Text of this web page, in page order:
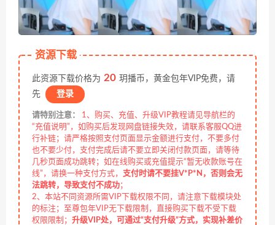
资源下载
此资源下载价格为 20 玥播币，黄金包年VIP免费，请
先
登录
请特别注意：
1、购买、充值、升级VIP教程请见导航栏的
“充值说明”，如购买后发现网盘链接失效，请联系客服QQ进
行补链；请严格按照支付页面显示金额进行支付，不要多付
也不要少付，支付完成后请不要立即关闭付款页面，请等待
几秒页面成功跳转；如在线购买或充值提示“暂无收款账号在
线”，请换一种支付方式， 支付时请不要挂V*P*N，否则会无
法跳转，导致支付不成功；
2、本站不同资源所需VIP下载权限不同，请注意下载模块处
的标注；至尊包年VIP无下载限制，直接购买下载不受下载
权限限制； 升级VIP处，可通过“支付升级”方式，实现补差价